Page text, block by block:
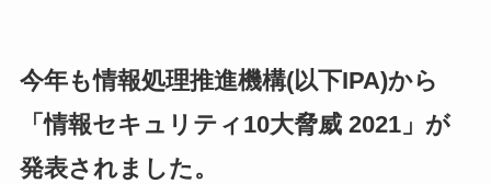
今年も情報処理推進機構(以下IPA)から
「情報セキュリティ10大脅威 2021」が
発表されました。